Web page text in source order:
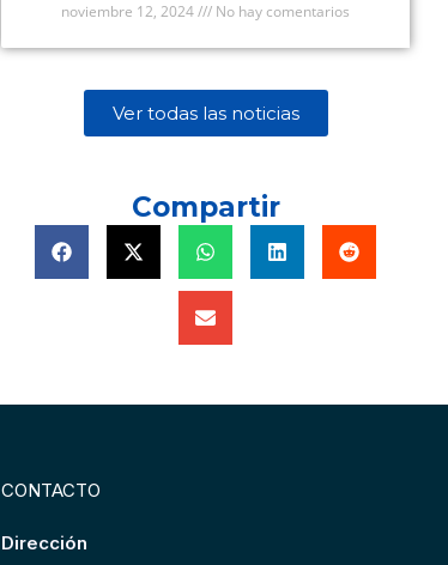
noviembre 12, 2024 No hay comentarios
Ver todas las noticias
Compartir
CONTACTO
Dirección